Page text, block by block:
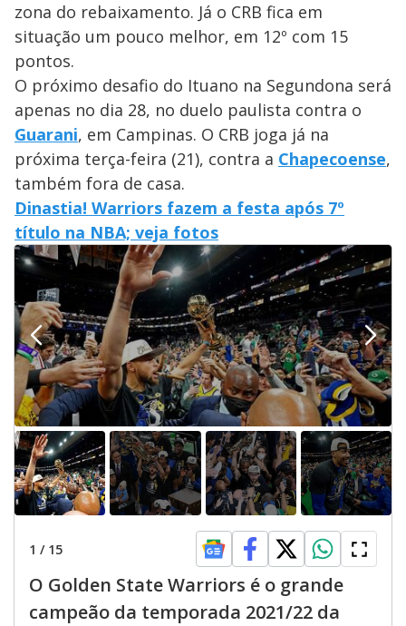
zona do rebaixamento. Já o CRB fica em
situação um pouco melhor, em 12º com 15
pontos.
O próximo desafio do Ituano na Segundona será
apenas no dia 28, no duelo paulista contra o
Guarani, em Campinas. O CRB joga já na
próxima terça-feira (21), contra a Chapecoense,
também fora de casa.
Dinastia! Warriors fazem a festa após 7º
título na NBA; veja fotos
1 / 15
O Golden State Warriors é o grande
campeão da temporada 2021/22 da